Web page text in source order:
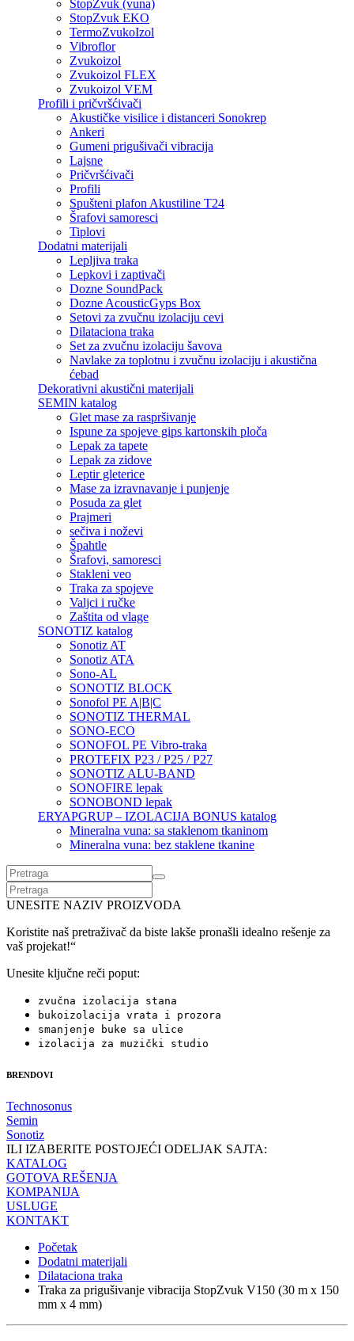
StopZvuk (vuna)
StopZvuk EKO
TermoZvukoIzol
Vibroflor
Zvukoizol
Zvukoizol FLEX
Zvukoizol VEM
Profili i pričvršćivači
Akustičke visilice i distanceri Sonokrep
Ankeri
Gumeni prigušivači vibracija
Lajsne
Pričvršćivači
Profili
Spušteni plafon Akustiline T24
Šrafovi samoresci
Tiplovi
Dodatni materijali
Lepljiva traka
Lepkovi i zaptivači
Dozne SoundPack
Dozne AcousticGyps Box
Setovi za zvučnu izolaciju cevi
Dilataciona traka
Set za zvučnu izolaciju šavova
Navlake za toplotnu i zvučnu izolaciju i akustična
ćebad
Dekorativni akustični materijali
SEMIN katalog
Glet mase za raspršivanje
Ispune za spojeve gips kartonskih ploča
Lepak za tapete
Lepak za zidove
Leptir gleterice
Mase za izravnavanje i punjenje
Posuda za glet
Prajmeri
sečiva i noževi
Špahtle
Šrafovi, samoresci
Stakleni veo
Traka za spojeve
Valjci i ručke
Zaštita od vlage
SONOTIZ katalog
Sonotiz AT
Sonotiz ATA
Sono-AL
SONOTIZ BLOCK
Sonofol PE A|B|C
SONOTIZ THERMAL
SONO-ECO
SONOFOL PE Vibro-traka
PROTEFIX P23 / P25 / P27
SONOTIZ ALU-BAND
SONOFIRE lepak
SONOBOND lepak
ERYAPGRUP – IZOLACIJA BONUS katalog
Mineralna vuna: sa staklenom tkaninom
Mineralna vuna: bez staklene tkanine
UNESITE NAZIV PROIZVODA
Koristite naš pretraživač da biste lakše pronašli idealno rešenje za
vaš projekat!“
Unesite ključne reči poput:
zvučna izolacija stana
bukoizolacija vrata i prozora
smanjenje buke sa ulice
izolacija za muzički studio
BRENDOVI
Technosonus
Semin
Sonotiz
ILI IZABERITE POSTOJEĆI ODELJAK SAJTA:
KATALOG
GOTOVA REŠENJA
KOMPANIJA
USLUGE
KONTAKT
Početak
Dodatni materijali
Dilataciona traka
Traka za prigušivanje vibracija StopZvuk V150 (30 m x 150
mm x 4 mm)